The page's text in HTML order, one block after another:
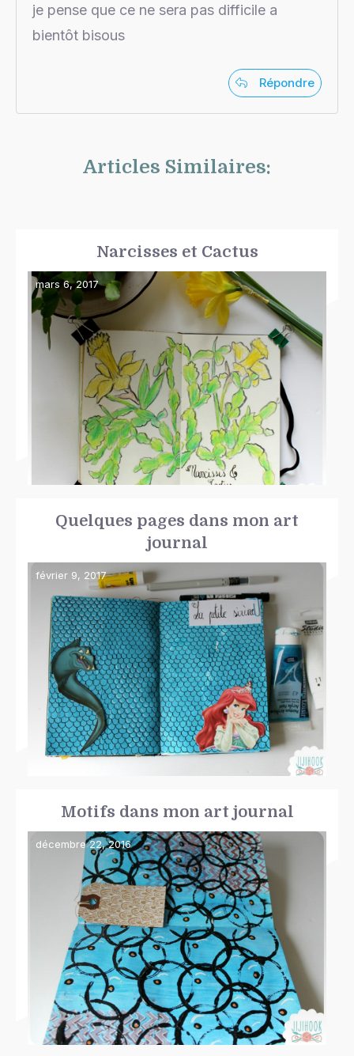
je pense que ce ne sera pas difficile a
bientôt bisous
Répondre
Articles Similaires:
Narcisses et Cactus
mars 6, 2017
Quelques pages dans mon art
journal
février 9, 2017
Motifs dans mon art journal
décembre 22, 2016